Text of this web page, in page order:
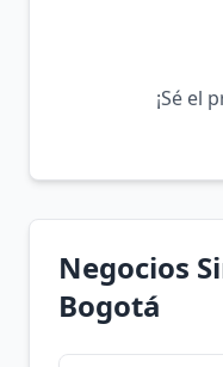
¡Sé el
Negocios
Bogotá